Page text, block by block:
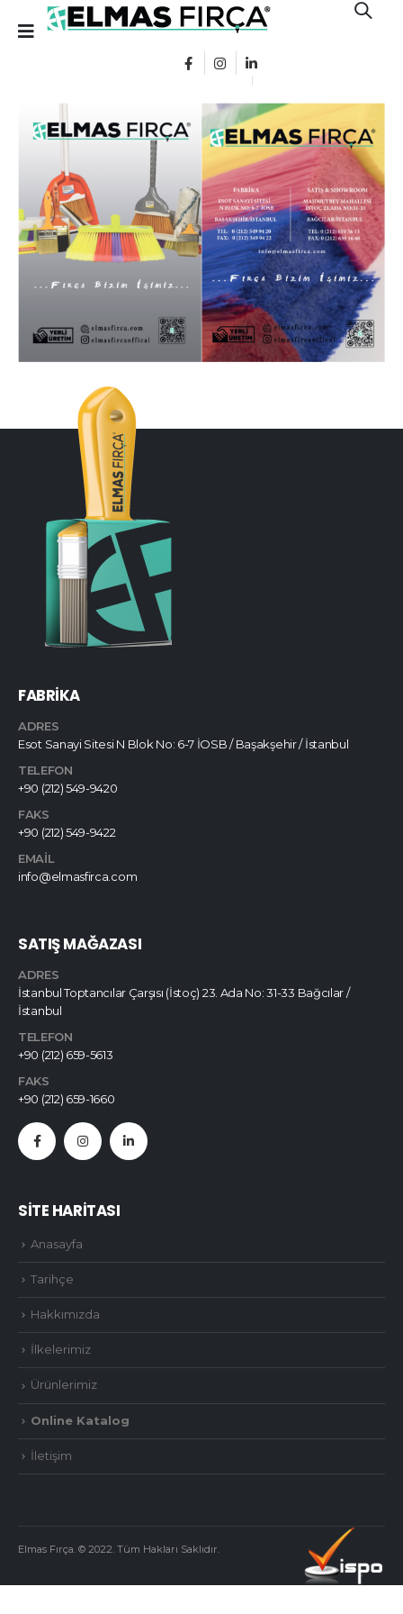
FABRİKA
ADRES
Esot Sanayi Sitesi N Blok No: 6-7 İOSB / Başakşehir / İstanbul
TELEFON
+90 (212) 549-9420
FAKS
+90 (212) 549-9422
EMAIL
info@elmasfirca.com
SATIŞ MAĞAZASI
ADRES
İstanbul Toptancılar Çarşısı (İstoç) 23. Ada No: 31-33 Bağcılar /
İstanbul
TELEFON
+90 (212) 659-5613
FAKS
+90 (212) 659-1660
SİTE HARİTASI
Anasayfa
Tarihçe
Hakkımızda
İlkelerimiz
Ürünlerimiz
Online Katalog
İletişim
Elmas Fırça. © 2022. Tüm Hakları Saklıdır.